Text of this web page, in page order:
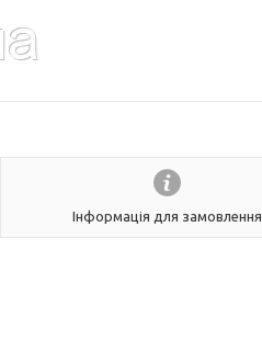
Інформація для замовлення